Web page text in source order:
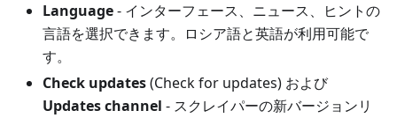
Language- インターフェース、ニュース、ヒントの
言語を選択できます。ロシア語と英語が利用可能で
す。
Check updates(Check for updates) および
Updates channel - スクレイパーの新バージョンリ